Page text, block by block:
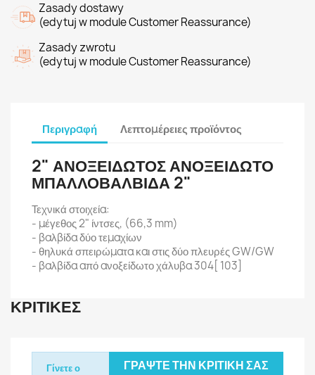
Zasady dostawy
(edytuj w module Customer Reassurance)
Zasady zwrotu
(edytuj w module Customer Reassurance)
Περιγραφή Λεπτομέρειες προϊόντος
2" ΑΝΟΞΕΙΔΩΤΟΣ ΑΝΟΞΕΙΔΩΤΟ
ΜΠΑΛΛΟΒΑΛΒΙΔΑ 2"
Τεχνικά στοιχεία:
- μέγεθος 2" ίντσες, (66,3 mm)
- βαλβίδα δύο τεμαχίων
- θηλυκά σπειρώματα και στις δύο πλευρές GW/GW
- βαλβίδα από ανοξείδωτο χάλυβα 304[ 103]
ΚΡΙΤΙΚΈΣ
ΓΡΆΨΤΕ ΤΗΝ ΚΡΙΤΙΚΉ ΣΑΣ
Γίνετε ο